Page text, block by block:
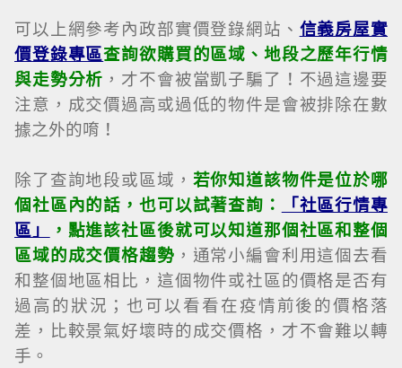
可以上網參考內政部實價登錄網站、 信義房屋實
價登錄專區查詢欲購買的區域、地段之歷年行情
與走勢分析 ，才不會被當凱子騙了！不過這邊要
注意，成交價過高或過低的物件是會被排除在數
據之外的唷！
除了查詢地段或區域， 若你知道該物件是位於哪
個社區內的話，也可以試著查詢：
「社區行情專
區」
，點進該社區後就可以知道那個社區和整個
區域的成交價格趨勢 ，通常小編會利用這個去看
和整個地區相比，這個物件或社區的價格是否有
過高的狀況；也可以看看在疫情前後的價格落
差，比較景氣好壞時的成交價格，才不會難以轉
手。